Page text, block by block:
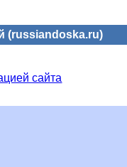
(russiandoska.ru)
сайта